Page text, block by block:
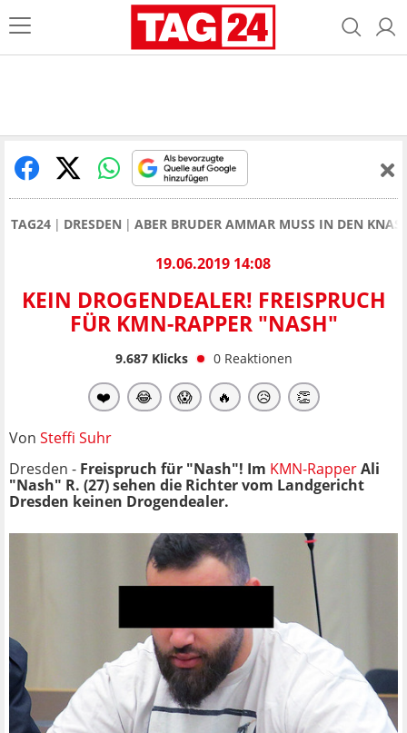
TAG24 DRESDEN ABER BRUDER AMMAR MUSS IN DEN
19.06.2019 14:08
KEIN DROGENDEALER! FREISPRUCH
FÜR KMN-RAPPER "NASH"
9.687Klicks 0 Reaktionen
❤️ 😂 😱 🔥 😥 👏
Von Steffi Suhr
Dresden - Freispruch für "Nash"! Im KMN-RapperAli
"Nash" R. (27) sehen die Richter vom Landgericht
Dresden keinen Drogendealer.